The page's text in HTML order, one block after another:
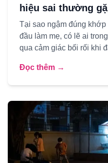
hiệu sai thường
Tại sao ngậm đúng
đầu làm mẹ, có lẽ ai
qua cảm giác bối rối khi
Đọc thêm →